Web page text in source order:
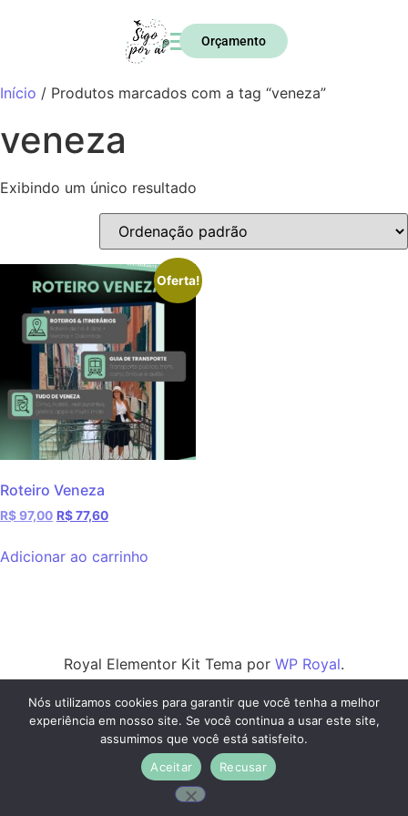
Orçamento
Início / Produtos marcados com a tag “veneza”
veneza
Exibindo um único resultado
Oferta!
Roteiro Veneza
R$97,00 R$77,60
Adicionar ao carrinho
Royal Elementor Kit Tema por WP Royal.
Nós utilizamos cookies para garantir que você tenha a melhor
experiência em nosso site. Se você continua a usar este site,
assumimos que você está satisfeito.
Aceitar
Recusar